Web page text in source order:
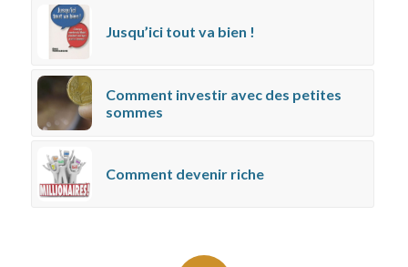
Jusqu’ici tout va bien !
Comment investir avec des petites
sommes
Comment devenir riche